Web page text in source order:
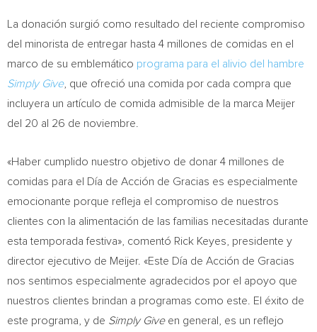
La donación surgió como resultado del reciente compromiso
del minorista de entregar hasta 4 millones de comidas en el
marco de su emblemático programa para el alivio del hambre
Simply Give, que ofreció una comida por cada compra que
incluyera un artículo de comida admisible de la marca Meijer
del 20 al 26 de noviembre.
«Haber cumplido nuestro objetivo de donar 4 millones de
comidas para el Día de Acción de Gracias es especialmente
emocionante porque refleja el compromiso de nuestros
clientes con la alimentación de las familias necesitadas durante
esta temporada festiva», comentó Rick Keyes , presidente y
director ejecutivo de Meijer. «Este Día de Acción de Gracias
nos sentimos especialmente agradecidos por el apoyo que
nuestros clientes brindan a programas como este. El éxito de
este programa, y de Simply Giveen general, es un reflejo